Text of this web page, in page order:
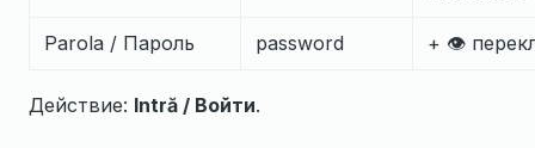
Parola / Пароль password + 👁
Действие: Intră / Войти.